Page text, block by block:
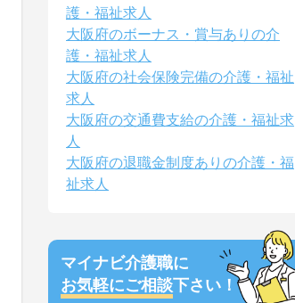
護・福祉求人
大阪府のボーナス・賞与ありの介
護・福祉求人
大阪府の社会保険完備の介護・福祉
求人
大阪府の交通費支給の介護・福祉求
人
大阪府の退職金制度ありの介護・福
祉求人
マイナビ介護職に
お気軽にご相談下さい！